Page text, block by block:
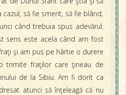
să fie smerit, să fie blând,
când trebuia spus adevărul.
sens este acela când am fost
şi am pus pe hârtie o durere
trimite fraţilor care ţineau de
de la Sibiu. Am fi dorit ca
atunci să înţeleagă că nu